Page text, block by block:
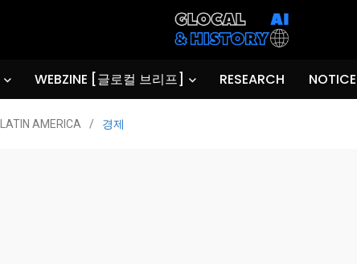
WEBZINE [글로컬 브리프] RESEARCH NOTICE
LATIN AMERICA / 경제